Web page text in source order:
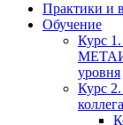
Практики и
Обучение
Курс
уровня
Курс